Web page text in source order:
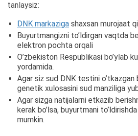
tanlaysiz:
DNK markaziga shaxsan murojaat
Buyurtmangizni to’ldirgan vaqtda
elektron pochta orqali
O’zbekiston Respublikasi bo’ylab
yordamida.
Agar siz sud DNK testini o’tkazgan
genetik xulosasini sud manziliga
Agar sizga natijalarni etkazib
kerak bo’lsa, buyurtmani
mumkin.